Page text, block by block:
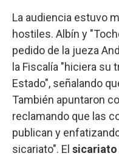
La audiencia estuvo
hostiles. Albín y
pedido de la jueza
la Fiscalía "hiciera su
Estado", señalando
También apuntaron
reclamando que las
publican y
sicariato". El sicariato